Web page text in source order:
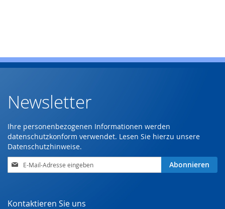
Newsletter
Ihre personenbezogenen Informationen werden
datenschutzkonform verwendet. Lesen Sie hierzu unsere
Datenschutzhinweise.
Anmeldung
zum
Abonnieren
Kontaktieren Sie uns